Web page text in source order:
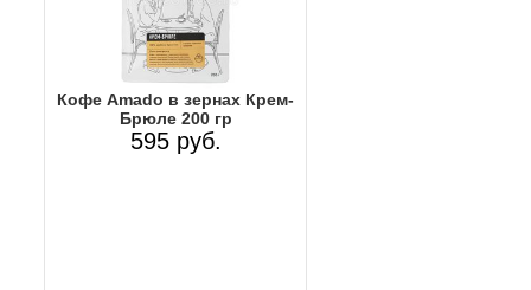
Кофе Amado в зернах Крем-
Брюле 200 гр
595 руб.